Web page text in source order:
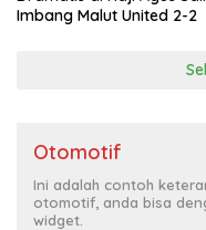
Imbang Malut United 2-2
Otomotif
Ini adalah contoh
otomotif, anda bisa
widget.